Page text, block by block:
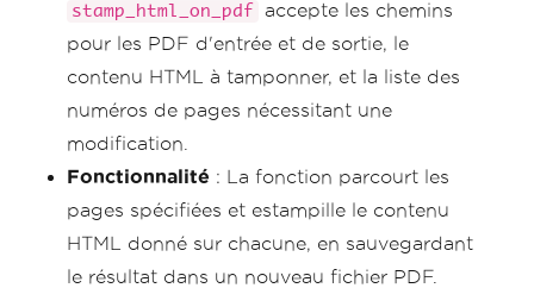
stamp_html_on_pdf
accepte les chemins
pour les PDF d'entrée et de sortie, le
contenu HTML à tamponner, et la liste des
numéros de pages nécessitant une
modification.
Fonctionnalité : La fonction parcourt les
pages spécifiées et estampille le contenu
HTML donné sur chacune, en sauvegardant
le résultat dans un nouveau fichier PDF.